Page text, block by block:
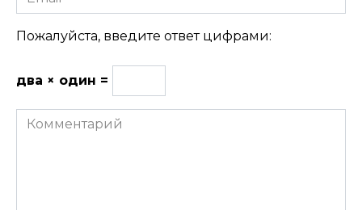
Пожалуйста, введите ответ цифрами:
два × один =
Комментарий